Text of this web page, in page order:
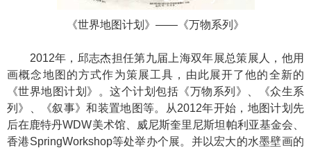
《世界地图计划》——《万物系列》
2012年，邱志杰担任第九届上海双年展总策展人，他用
画概念地图的方式作为策展工具，由此展开了他的全新的
《世界地图计划》。这个计划包括《万物系列》、《众生系
列》、《叙事》和装置地图等。从2012年开始，地图计划先
后在鹿特丹WDW美术馆、威尼斯奎里尼斯坦帕利亚基金会、
香港SpringWorkshop等处举办个展。并以宏大的水墨壁画的